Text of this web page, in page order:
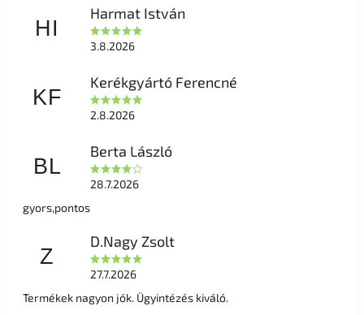
HI
Harmat István
3.8.2026
KF
Kerékgyártó Ferencné
2.8.2026
BL
Berta László
28.7.2026
gyors,pontos
Z
D.Nagy Zsolt
27.7.2026
Termékek nagyon jók. Ügyintézés kiváló.